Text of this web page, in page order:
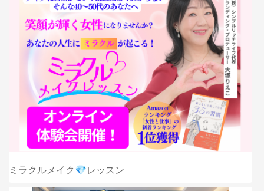
ミラクルメイク💎レッスン